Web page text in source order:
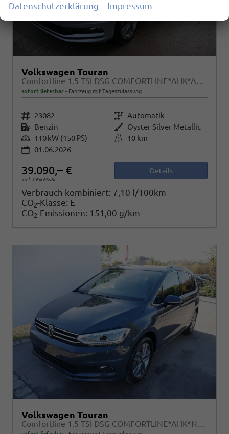
Volkswagen Touran
Comfortline 1.5 TSI DSG COMFORTLINE*AHK*ACC*LED*PDC*KAMERA*NAVI*SHZ* 7-SITZER 17-ZOLL
sofort lieferbar Fahrzeug mit Tageszulassung
Fahrzeugnr. 23082 Getriebe Automatik
Kraftstoff Benzin Außenfarbe Oyster Silver Metallic
Leistung 110 kW (150 PS) Kilometerstand
10 km
01.06.2026
39.090,– €
incl. 19% MwSt.
Details
Verbrauch kombiniert: 7,10 l/100km
CO2-Klasse: E
CO2-Emissionen: 151,00 g/km
Volkswagen Touran
Comfortline 1.5 TSI DSG COMFORTLINE*AHK*NAVI*ACC*PDC*LED*SHZ*KAMERA*7-SITZER*17-ZOLL
Datenschutzerklärung Impressum